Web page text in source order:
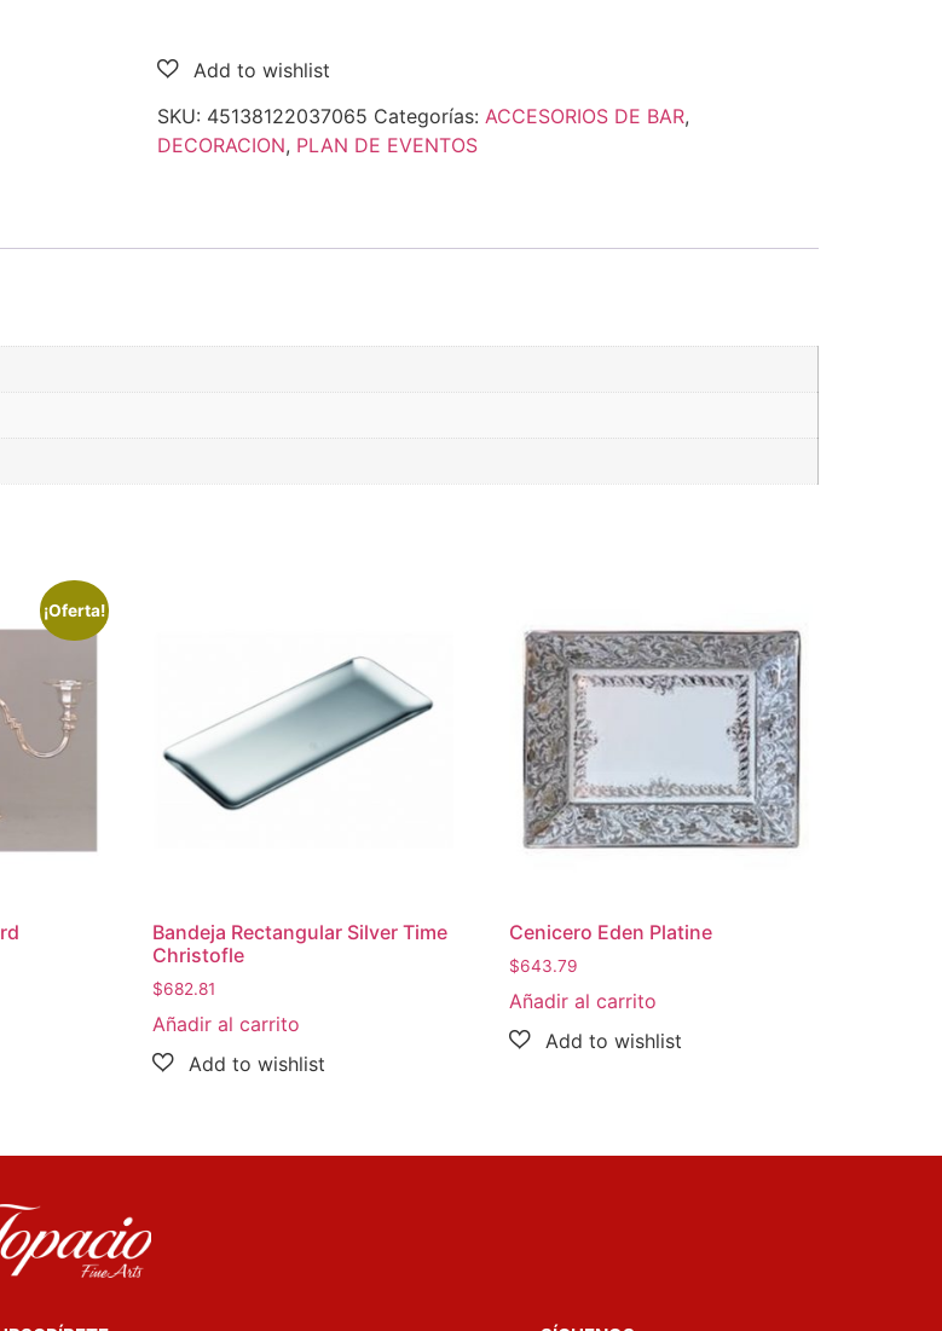
SKU: 45138122037065 Categorías: ACCESORIOS DE BAR,
DECORACION, PLAN DE EVENTOS
¡Oferta!
Bandeja Rectangular Silver Time
Christofle
$682.81
Añadir al carrito
Cenicero Eden Platine
$643.79
Añadir al carrito